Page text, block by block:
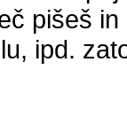
pišeš
ipd.